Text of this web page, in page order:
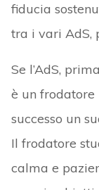
fiducia
tra i vari AdS,
Se l’AdS,
è un frodatore
successo un
Il frodatore
calma e